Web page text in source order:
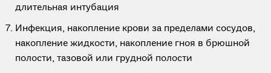
длительная интубация
Инфекция, накопление крови за пределами сосудов,
накопление жидкости, накопление гноя в брюшной
полости, тазовой или грудной полости